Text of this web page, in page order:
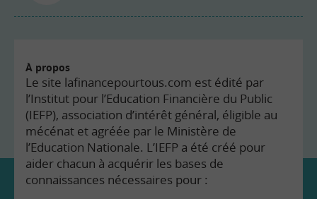
À propos
Le site lafinancepourtous.com est édité par
l’Institut pour l’Education Financière du Public
(IEFP), association d’intérêt général, éligible au
mécénat et agréée par le Ministère de
l’Education Nationale. L’IEFP a été créé pour
aider chacun à acquérir les bases de
connaissances nécessaires pour :